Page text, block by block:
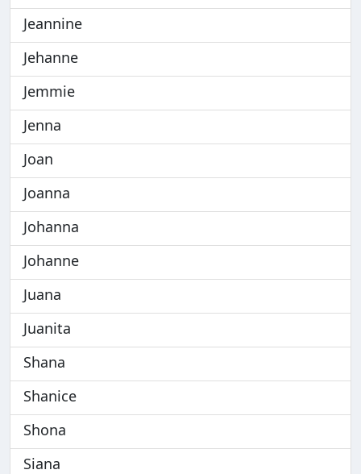
Jeannine
Jehanne
Jemmie
Jenna
Joan
Joanna
Johanna
Johanne
Juana
Juanita
Shana
Shanice
Shona
Siana